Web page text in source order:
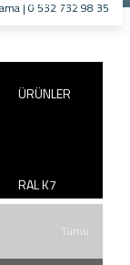
ÜRÜNLER
RAL K7
| 0 532 732 98 35
Tümü